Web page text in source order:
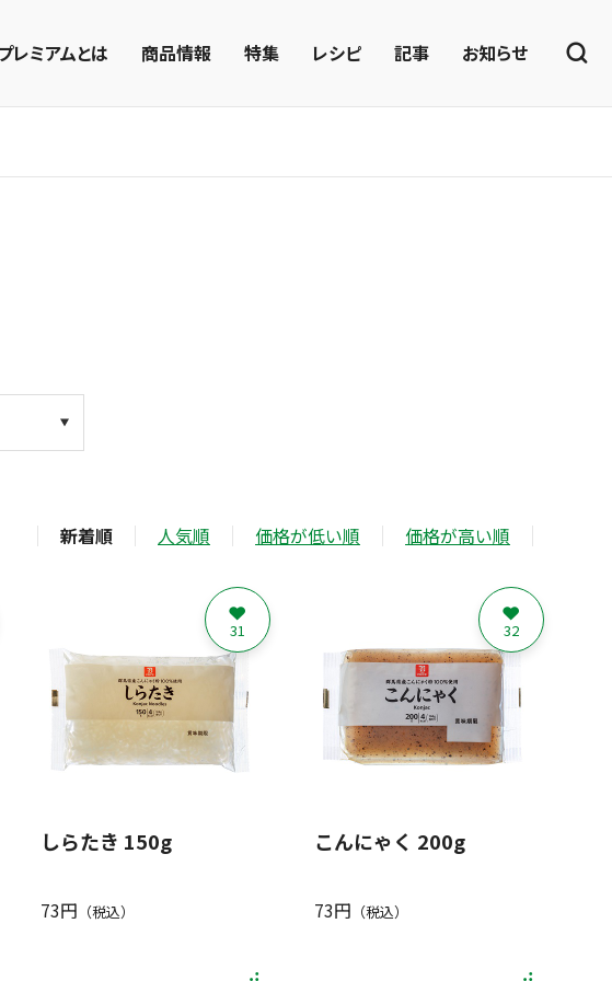
レミアムとは 商品情報 特集 レシピ 記事 お知らせ
新着順 人気順 価格が低い順 価格が高い順
しらたき 150g
73円 （税込）
31
こんにゃく 200g
73円 （税込）
32